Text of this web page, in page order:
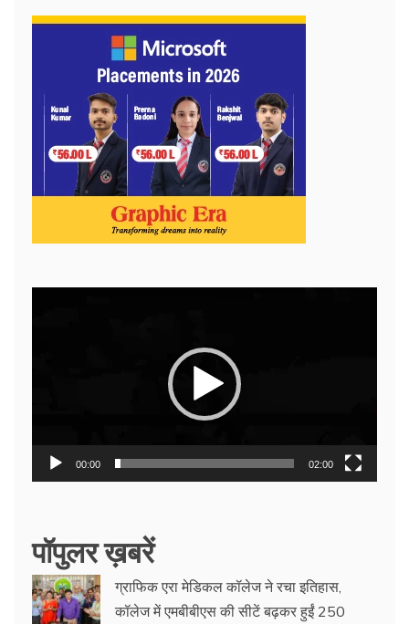
00:00 02:00
पॉपुलर ख़बरें
ग्राफिक एरा मेडिकल कॉलेज ने रचा इतिहास,
कॉलेज में एमबीबीएस की सीटें बढ़कर हुईं 250